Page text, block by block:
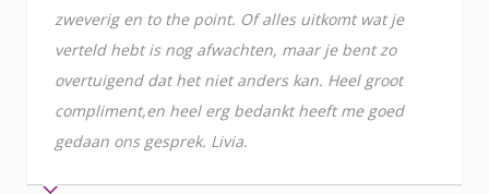
zweverig en to the point. Of alles uitkomt wat je
verteld hebt is nog afwachten, maar je bent zo
overtuigend dat het niet anders kan. Heel groot
compliment,en heel erg bedankt heeft me goed
gedaan ons gesprek. Livia.